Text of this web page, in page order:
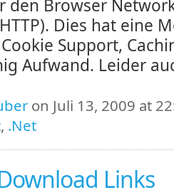
den Browser
Dies hat eine
Support,
Aufwand. Leider
on Juli 13, 2009 at
, .Net
Links